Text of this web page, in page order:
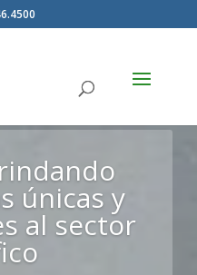
únicas y
al sector